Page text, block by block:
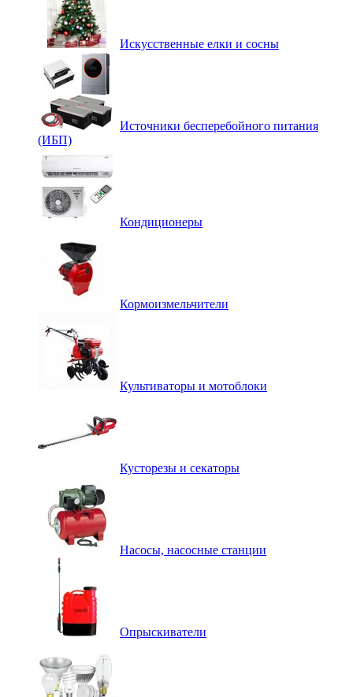
Искусственные елки и сосны
Источники бесперебойного питания
(ИБП)
Кондиционеры
Кормоизмельчители
Культиваторы и мотоблоки
Кусторезы и секаторы
Насосы, насосные станции
Опрыскиватели